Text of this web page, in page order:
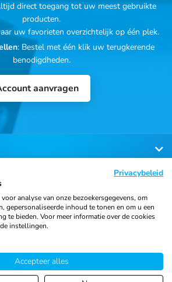
direct toegang tot uw meest gebruikte
producten.
uw favorieten overzichtelijk op één plek.
: Bestel met één klik uw terugkerende
benodigdheden.
aanvragen
Algemene voorwaarden
verklaring
Cookiebeleid Sitemap
Privacybeleid
analyse van onze bezoekersgegevens, om
gepersonaliseerde inhoud te tonen en om u een
te bieden. Voor meer informatie over de cookies
instellingen.
Accepteer alles